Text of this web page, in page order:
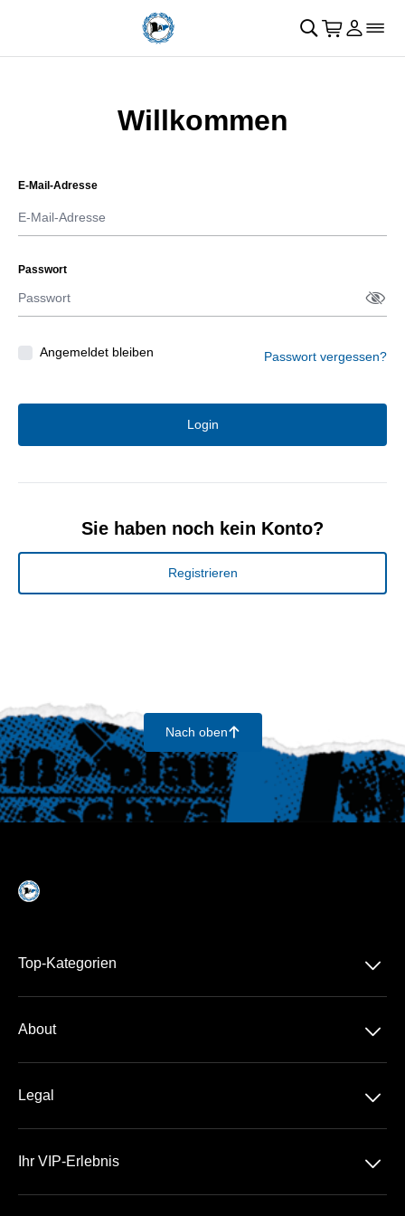
􀄫
􀊫 􀍩 Login
􀉩􀌇
Willkommen
E-Mail-Adresse
Passwort
􀋯
Angemeldet bleiben Passwort vergessen?
Login
Sie haben noch kein Konto?
Registrieren
Nach oben􀄨
Top-Kategorien 􀆈
DFB-Pokal
About 􀆈
Team
Legal 􀆈
Ihr VIP-Erlebnis 􀆈